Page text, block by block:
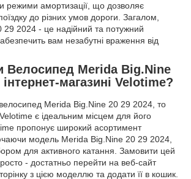
режими амортизації, що дозволяє
до різних умов дороги. Загалом,
2024 - це надійний та потужний
вам незабутні враження від
Велосипед Merida Big.Nine
магазині Velotime?
Merida Big.Nine 20 29 2024, то
є ідеальним місцем для його
пропонує широкий асортимент
модель Merida Big.Nine 20 29 2024,
для активного катання. Замовити цей
- достатньо перейти на веб-сайт
з цією моделлю та додати її в кошик.